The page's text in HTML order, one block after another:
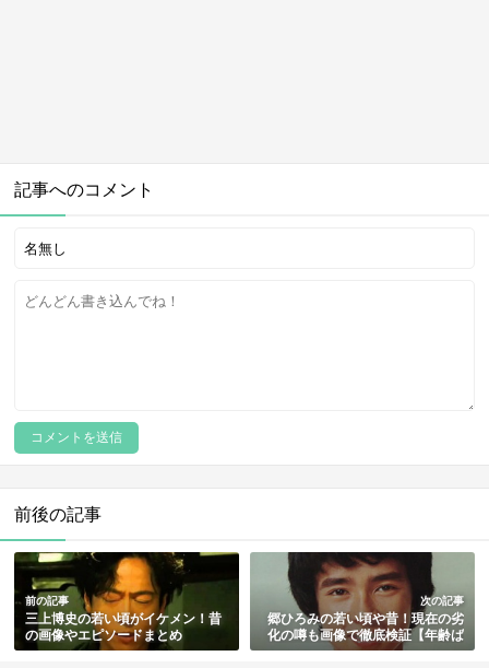
記事へのコメント
前後の記事
前の記事
三上博史の若い頃がイケメン！昔
の画像やエピソードまとめ
次の記事
郷ひろみの若い頃や昔！現在の劣
化の噂も画像で徹底検証【年齢ば
けもの】